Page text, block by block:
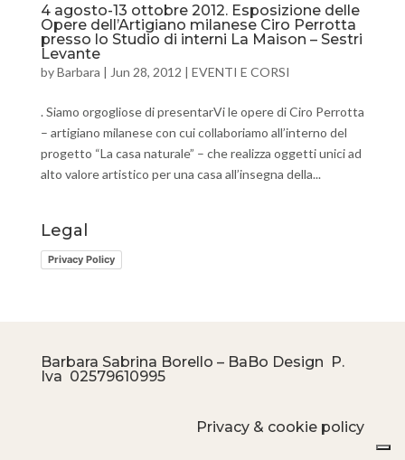
4 agosto-13 ottobre 2012. Esposizione delle
Opere dell’Artigiano milanese Ciro Perrotta
presso lo Studio di interni La Maison – Sestri
Levante
byBarbara | Jun 28, 2012 | EVENTI E CORSI
. Siamo orgogliose di presentarVi le opere di Ciro Perrotta
– artigiano milanese con cui collaboriamo all’interno del
progetto “La casa naturale” – che realizza oggetti unici ad
alto valore artistico per una casa all’insegna della...
Legal
Privacy Policy
Barbara Sabrina Borello – BaBo Design P.
Iva 02579610995
Privacy & cookie policy